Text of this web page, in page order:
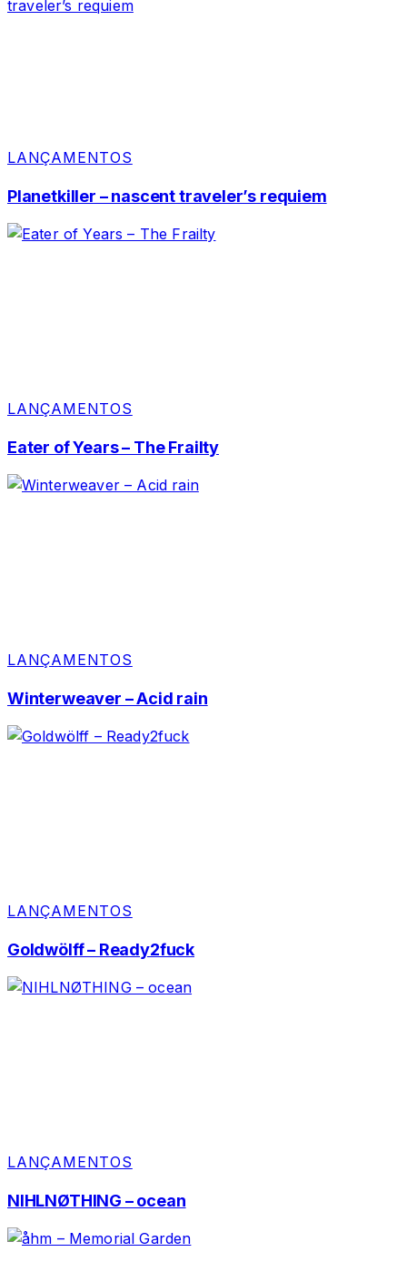
LANÇAMENTOS
Planetkiller – nascent traveler’s requiem
LANÇAMENTOS
Eater of Years – The Frailty
LANÇAMENTOS
Winterweaver – Acid rain
LANÇAMENTOS
Goldwölff – Ready2fuck
LANÇAMENTOS
NIHLNØTHING – ocean